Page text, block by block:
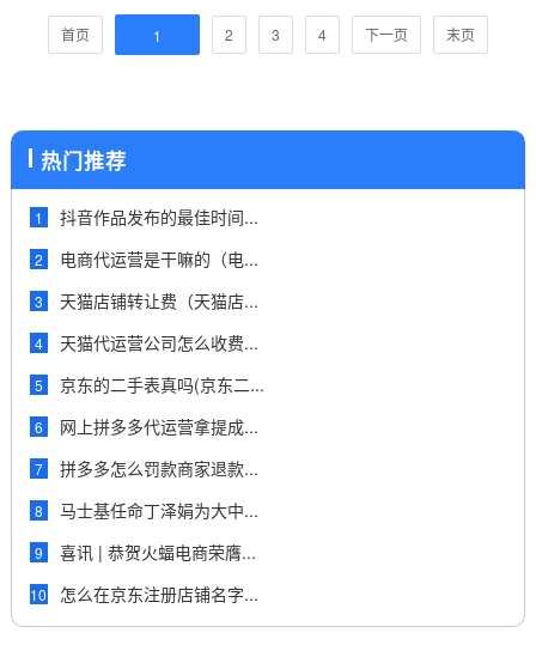
少人弄不清聚划算和淘宝有什么
区别，其实聚划...
首页 1 2 3 4 下一页 末页
热门推荐
1 抖音作品发布的最佳时间...
2 电商代运营是干嘛的（电...
3 天猫店铺转让费（天猫店...
4 天猫代运营公司怎么收费...
5 京东的二手表真吗(京东二...
6 网上拼多多代运营拿提成...
7 拼多多怎么罚款商家退款...
8 马士基任命丁泽娟为大中...
9 喜讯 | 恭贺火蝠电商荣膺...
10 怎么在京东注册店铺名字...